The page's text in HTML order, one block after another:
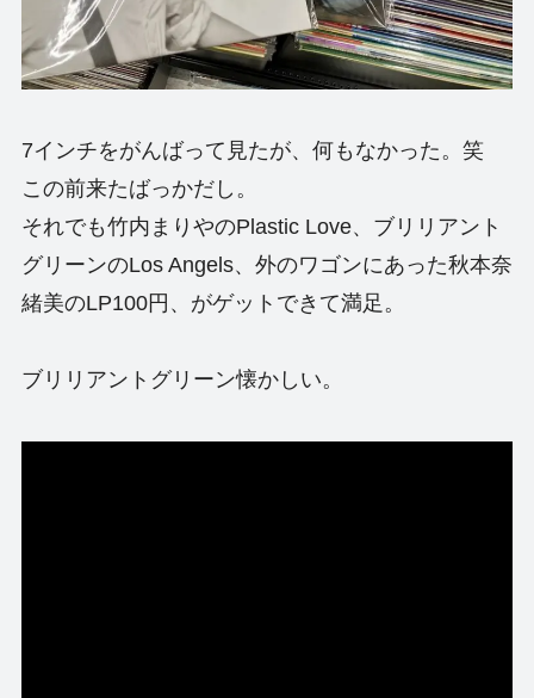
7インチをがんばって見たが、何もなかった。笑
この前来たばっかだし。
それでも竹内まりやのPlastic Love、ブリリアント
グリーンのLos Angels、外のワゴンにあった秋本奈
緒美のLP100円、がゲットできて満足。
ブリリアントグリーン懐かしい。